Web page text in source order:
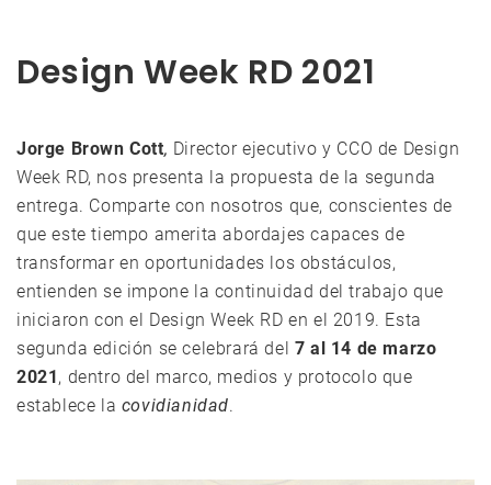
Design Week RD 2021
Jorge Brown Cott, Director ejecutivo y CCO de Design
Week RD, nos presenta la propuesta de la segunda
entrega. Comparte con nosotros que, conscientes de
que este tiempo amerita abordajes capaces de
transformar en oportunidades los obstáculos,
entienden se impone la continuidad del trabajo que
iniciaron con el Design Week RD en el 2019. Esta
segunda edición se celebrará del 7 al 14 de marzo
2021 , dentro del marco, medios y protocolo que
establece la covidianidad.